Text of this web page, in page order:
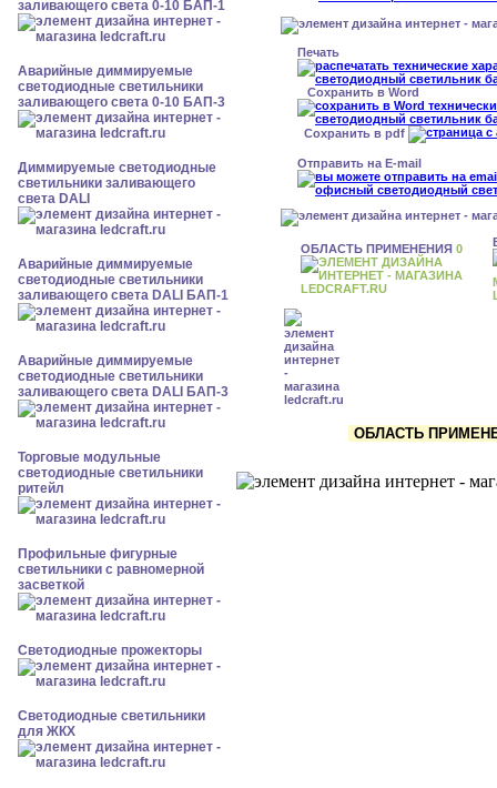
заливающего света 0-10 БАП-1
Аварийные диммируемые
светодиодные светильники
заливающего света 0-10 БАП-3
Диммируемые светодиодные
светильники заливающего
света DALI
Аварийные диммируемые
светодиодные светильники
заливающего света DALI БАП-1
Аварийные диммируемые
светодиодные светильники
заливающего света DALI БАП-3
Торговые модульные
светодиодные светильники
ритейл
Профильные фигурные
светильники с равномерной
засветкой
Светодиодные прожекторы
Светодиодные светильники
для ЖКХ
Печать
Сохранить в Word
Сохранить в pdf
Отправить на E-mail
ОБЛАСТЬ ПРИМЕНЕНИЯ 0
ОБЛАСТЬ